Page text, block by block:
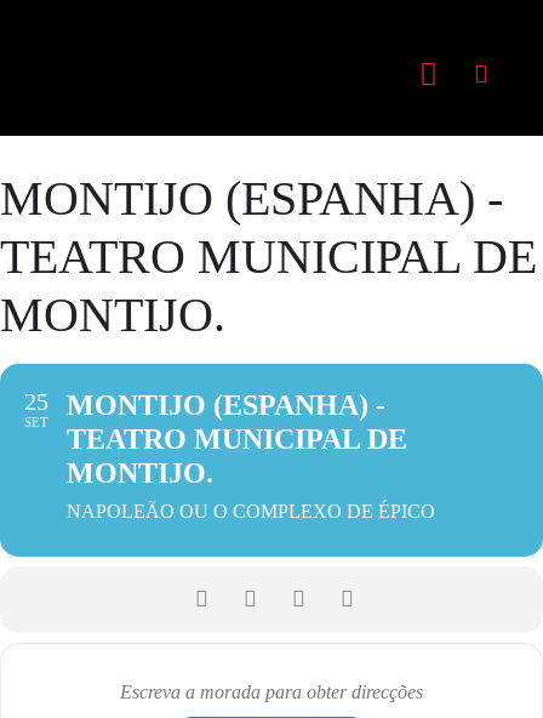
MONTIJO (ESPANHA) -
TEATRO MUNICIPAL DE
MONTIJO.
25
SET
MONTIJO (ESPANHA) -
TEATRO MUNICIPAL DE
MONTIJO.
NAPOLEÃO OU O COMPLEXO DE ÉPICO